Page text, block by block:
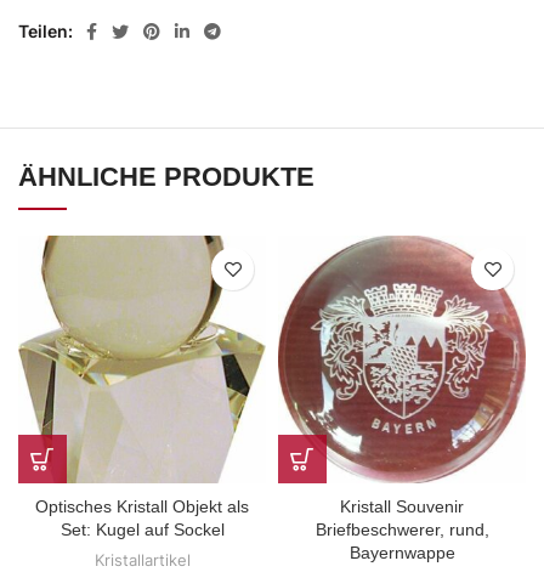
Teilen
ÄHNLICHE PRODUKTE
Optisches Kristall Objekt als
Set: Kugel auf Sockel
Kristallartikel
Kristall Souvenir
Briefbeschwerer, rund,
Bayernwappe